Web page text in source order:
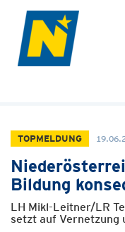
TOPMELDUNG
Bildung
LH Mikl-Leitner/LR
setzt auf Vernetzung